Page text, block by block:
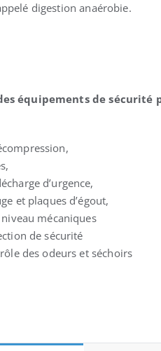
digestion anaérobie.
équipements de sécurité
d’urgence,
et plaques d’égout,
mécaniques
de sécurité
des odeurs et séchoirs